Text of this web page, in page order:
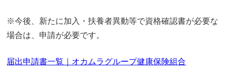
※今後、新たに加入・扶養者異動等で資格確認書が必要な
場合は、申請が必要です。
届出申請書一覧｜オカムラグループ健康保険組合